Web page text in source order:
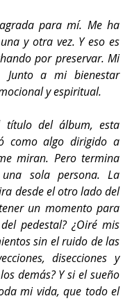
para mí. Me ha
y otra vez. Y eso es
por preservar. Mi
a mi bienestar
y espiritual.
título del álbum, esta
como algo dirigido a
miran. Pero termina
sola persona. La
desde el otro lado del
un momento para
pedestal? ¿Oiré mis
sin el ruido de las
disecciones y
demás? Y si el sueño
mi vida, que todo el